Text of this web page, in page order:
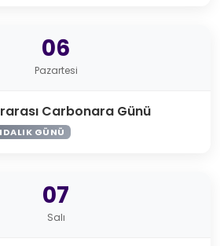
06
Pazartesi
Carbonara Günü
GÜNÜ
07
Salı